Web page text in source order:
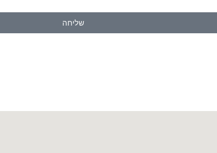
שליחה